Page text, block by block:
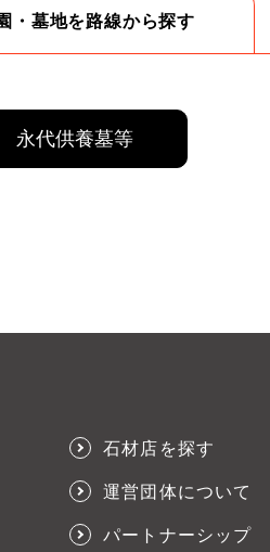
・墓地を路線から探す
永代供養墓等
石材店を探す
運営団体について
パートナーシップ